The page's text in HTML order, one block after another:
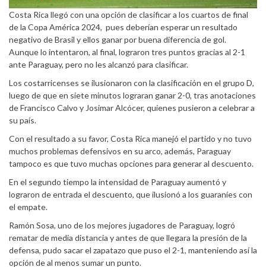
Costa Rica llegó con una opción de clasificar a los cuartos de final
de la Copa América 2024, pues deberían esperar un resultado
negativo de Brasil y ellos ganar por buena diferencia de gol.
Aunque lo intentaron, al final, lograron tres puntos gracias al 2-1
ante Paraguay, pero no les alcanzó para clasificar.
Los costarricenses se ilusionaron con la clasificación en el grupo D,
luego de que en siete minutos lograran ganar 2-0, tras anotaciones
de Francisco Calvo y Josimar Alcócer, quienes pusieron a celebrar a
su país.
Con el resultado a su favor, Costa Rica manejó el partido y no tuvo
muchos problemas defensivos en su arco, además, Paraguay
tampoco es que tuvo muchas opciones para generar al descuento.
En el segundo tiempo la intensidad de Paraguay aumentó y
lograron de entrada el descuento, que ilusionó a los guaraníes con
el empate.
Ramón Sosa, uno de los mejores jugadores de Paraguay, logró
rematar de media distancia y antes de que llegara la presión de la
defensa, pudo sacar el zapatazo que puso el 2-1, manteniendo así la
opción de al menos sumar un punto.